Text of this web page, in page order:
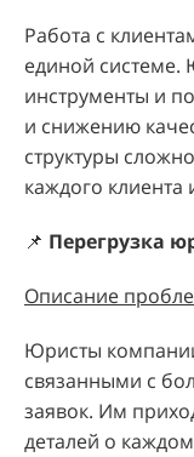
Работа с
единой системе.
инструменты и
и снижению
структуры
каждого клиента
📌 Перегрузка
Описание
Юристы
связанными с
заявок. Им
деталей о